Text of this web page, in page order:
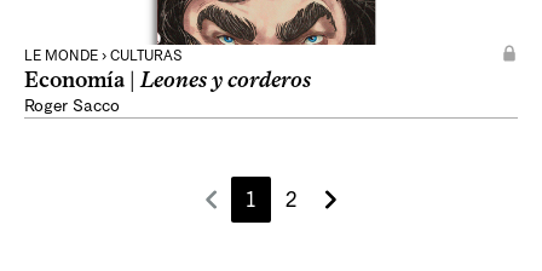
LE MONDE › CULTURAS
Economía |Leones y corderos
Roger Sacco
1 2